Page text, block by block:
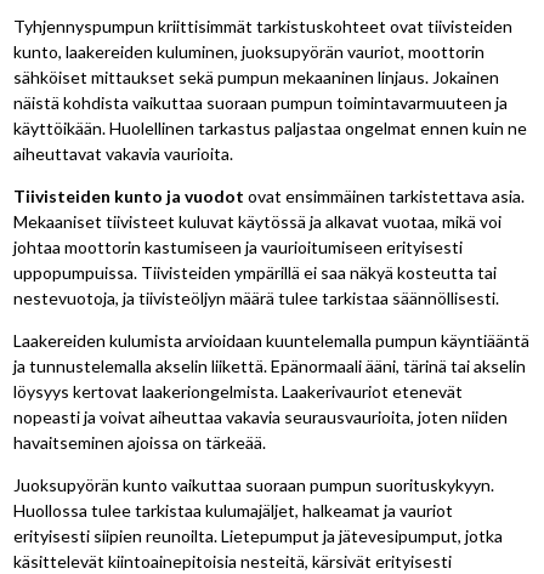
Tyhjennyspumpun kriittisimmät tarkistuskohteet ovat tiivisteiden
kunto, laakereiden kuluminen, juoksupyörän vauriot, moottorin
sähköiset mittaukset sekä pumpun mekaaninen linjaus. Jokainen
näistä kohdista vaikuttaa suoraan pumpun toimintavarmuuteen ja
käyttöikään. Huolellinen tarkastus paljastaa ongelmat ennen kuin ne
aiheuttavat vakavia vaurioita.
Tiivisteiden kunto ja vuodot ovat ensimmäinen tarkistettava asia.
Mekaaniset tiivisteet kuluvat käytössä ja alkavat vuotaa, mikä voi
johtaa moottorin kastumiseen ja vaurioitumiseen erityisesti
uppopumpuissa. Tiivisteiden ympärillä ei saa näkyä kosteutta tai
nestevuotoja, ja tiivisteöljyn määrä tulee tarkistaa säännöllisesti.
Laakereiden kulumista arvioidaan kuuntelemalla pumpun käyntiääntä
ja tunnustelemalla akselin liikettä. Epänormaali ääni, tärinä tai akselin
löysyys kertovat laakeriongelmista. Laakerivauriot etenevät
nopeasti ja voivat aiheuttaa vakavia seurausvaurioita, joten niiden
havaitseminen ajoissa on tärkeää.
Juoksupyörän kunto vaikuttaa suoraan pumpun suorituskykyyn.
Huollossa tulee tarkistaa kulumajäljet, halkeamat ja vauriot
erityisesti siipien reunoilta. Lietepumput ja jätevesipumput, jotka
käsittelevät kiintoainepitoisia nesteitä, kärsivät erityisesti